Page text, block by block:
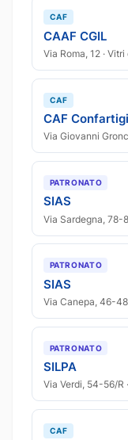
CAF
CAAF CGIL
Via Roma, 12 ·
CAF
CAF
Via Giovanni
PATRONATO
SIAS
Via Sardegna, 78-
PATRONATO
SIAS
Via Canepa, 46-48
PATRONATO
SILPA
Via Verdi, 54-56/R
CAF